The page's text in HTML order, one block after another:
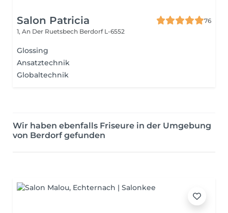
Salon Patricia
76
1, An Der Ruetsbech Berdorf L-6552
Glossing
Ansatztechnik
Globaltechnik
Wir haben ebenfalls Friseure in der Umgebung
von Berdorf gefunden